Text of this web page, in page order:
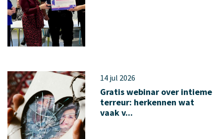
14 jul 2026
Gratis webinar over intieme
terreur: herkennen wat
vaak v...